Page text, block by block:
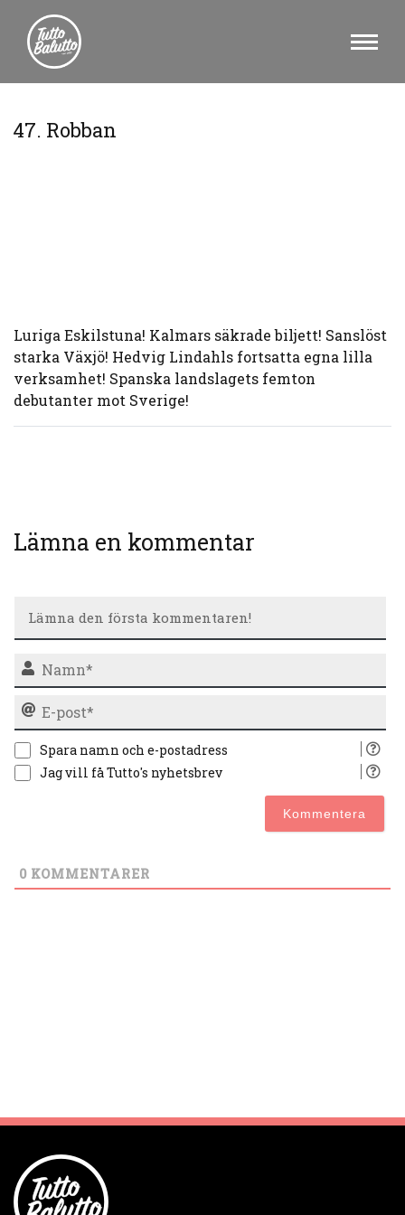
47. Robban
Luriga Eskilstuna! Kalmars säkrade biljett! Sanslöst
starka Växjö! Hedvig Lindahls fortsatta egna lilla
verksamhet! Spanska landslagets femton
debutanter mot Sverige!
Lämna en kommentar
Spara namn och e-postadress
Jag vill få Tutto's nyhetsbrev
0 KOMMENTARER